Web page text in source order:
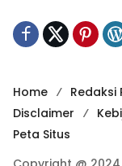
Home Redaksi
Disclaimer
Peta Situs